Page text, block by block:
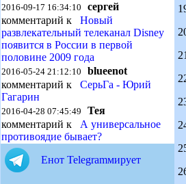
2016-09-17 16:34:10 сергей
комментарий к Новый
развлекательный телеканал Disney
появится в России в первой
половине 2009 года
2016-05-24 21:12:10 blueenot
комментарий к СерьГа - Юрий
Гагарин
2016-04-28 07:45:49 Тея
комментарий к А универсальное
противоядие бывает?
Енот Telegramмирует